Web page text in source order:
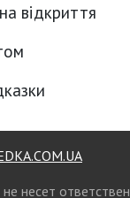
відкриття
несет